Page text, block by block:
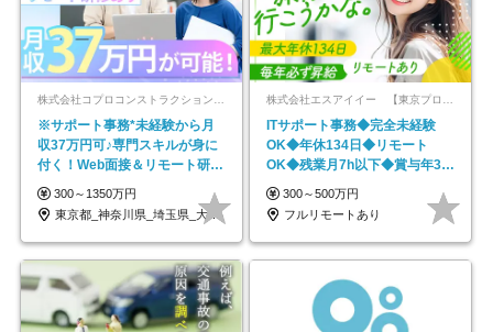
※サポート事務*未経験から月
収37万円可♪専門スキルが身に
付く！Web面接＆リモート研修
も充実♪/a
300～1350万円
東京都_神奈川県_埼玉県_大阪府_愛知県…
ITサポート事務◆完全未経験
OK◆年休134日◆リモート
OK◆残業月7h以下◆賞与年3回
◆5年目まで必ず昇給
300～500万円
フルリモートあり